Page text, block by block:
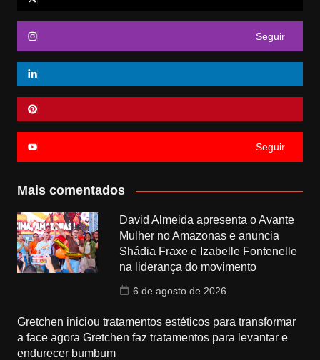
Seguir
Seguir
Mais comentados
David Almeida apresenta o Avante
Mulher no Amazonas e anuncia
Shádia Fraxe e Izabelle Fontenelle
na liderança do movimento
6 de agosto de 2026
Gretchen iniciou tratamentos estéticos para transformar
a face agora Gretchen faz tratamentos para levantar e
endurecer bumbum